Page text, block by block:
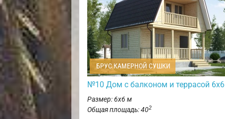
БРУС КАМЕРНОЙ СУШКИ
№10 Дом с балконом и террасой 6х6
Размер: 6х6 м
Общая площадь: 402